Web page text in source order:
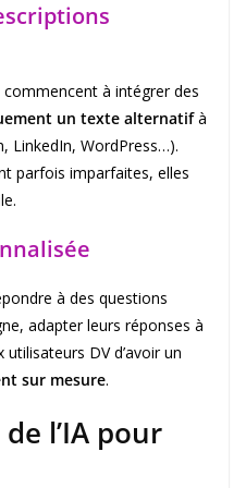
à intégrer des
un texte alternatifà
LinkedIn, WordPress…).
parfois imparfaites, elles
à des questions
adapter leurs réponses à
DV d’avoir un
sur mesure.
l’IA pour